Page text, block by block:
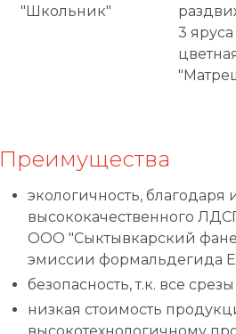
"Школьник"
3 яруса
Преимущества
экологичность, благодаря
высококачественного
ООО "Сыктывкарский
эмиссии формальдегида
безопасность, т.к. все
низкая стоимость